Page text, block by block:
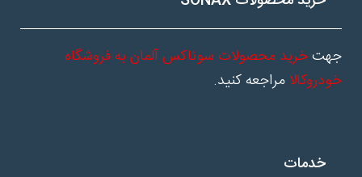
جهتخرید محصولات سوناکس آلمان به فروشگاه
خودروکالا مراجعه کنید.
خدمات